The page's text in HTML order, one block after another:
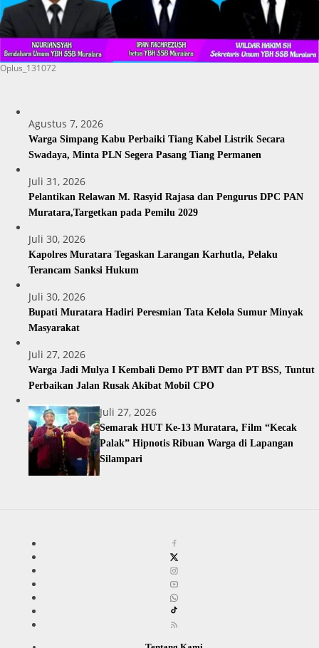
Oplus_131072
Agustus 7, 2026
Warga Simpang Kabu Perbaiki Tiang Kabel Listrik Secara
Swadaya, Minta PLN Segera Pasang Tiang Permanen
Juli 31, 2026
Pelantikan Relawan M. Rasyid Rajasa dan Pengurus DPC PAN
Muratara,Targetkan pada Pemilu 2029
Juli 30, 2026
Kapolres Muratara Tegaskan Larangan Karhutla, Pelaku
Terancam Sanksi Hukum
Juli 30, 2026
Bupati Muratara Hadiri Peresmian Tata Kelola Sumur Minyak
Masyarakat
Juli 27, 2026
Warga Jadi Mulya I Kembali Demo PT BMT dan PT BSS, Tuntut
Perbaikan Jalan Rusak Akibat Mobil CPO
Juli 27, 2026
Semarak HUT Ke-13 Muratara, Film “Kecak
Palak” Hipnotis Ribuan Warga di Lapangan
Silampari